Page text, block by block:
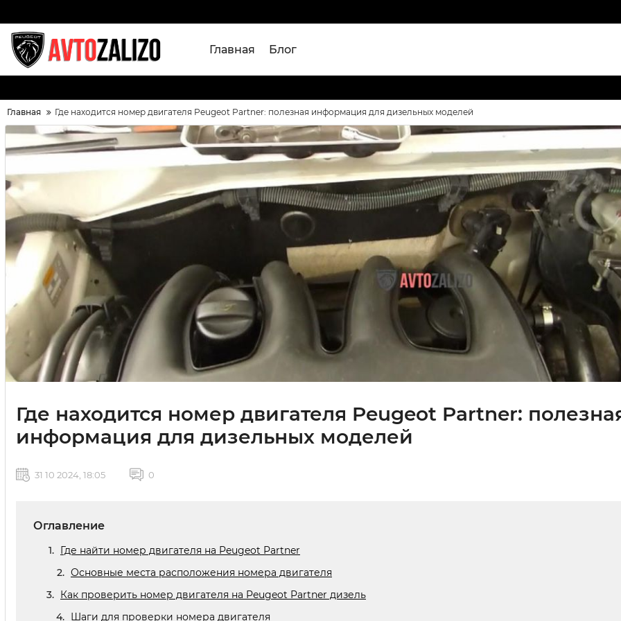
Главная Блог
Главная Где находится номер двигателя Peugeot Partner: полезная информация для дизельных моделей
Где находится номер двигателя Peugeot Partner:
информация для дизельных моделей
31 10 2024, 18:05 0
Оглавление
Где найти номер двигателя на Peugeot Partner
Основные места расположения номера двигателя
Как проверить номер двигателя на Peugeot Partner дизель
Шаги для проверки номера двигателя